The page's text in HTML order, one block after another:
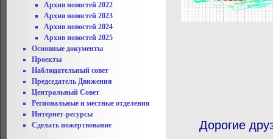
Архив новостей 2022
Архив новостей 2023
Архив новостей 2024
Архив новостей 2025
Основные документы
Проекты
Наблюдательный совет
Председатель Движения
Центральный Совет
Региональные и местные отделения
Интернет-ресурсы
Сделать пожертвование
Дорогие